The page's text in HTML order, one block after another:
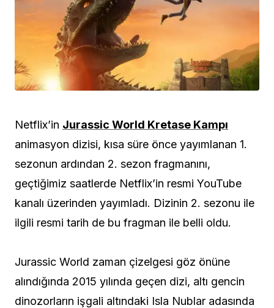
Netflix’in Jurassic World Kretase Kampı
animasyon dizisi, kısa süre önce yayımlanan 1.
sezonun ardından 2. sezon fragmanını,
geçtiğimiz saatlerde Netflix’in resmi YouTube
kanalı üzerinden yayımladı. Dizinin 2. sezonu ile
ilgili resmi tarih de bu fragman ile belli oldu.
Jurassic World zaman çizelgesi göz önüne
alındığında 2015 yılında geçen dizi, altı gencin
dinozorların işgali altındaki Isla Nublar adasında